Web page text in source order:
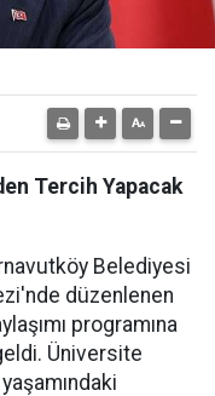
Tercih Yapacak
Belediyesi
düzenlenen
programına
Üniversite